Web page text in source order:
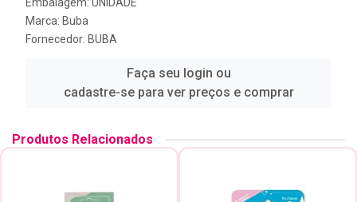
Marca: Buba
Fornecedor: BUBA
Faça seu login ou
cadastre-se para ver preços e comprar
Produtos Relacionados